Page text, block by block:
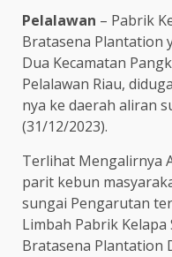
Pelalawan – Pabrik
Bratasena Plantation
Dua Kecamatan
Pelalawan Riau,
nya ke daerah aliran
(31/12/2023).
Terlihat Mengalirnya
parit kebun
sungai Pengarutan
Limbah Pabrik Kelapa
Bratasena Plantation